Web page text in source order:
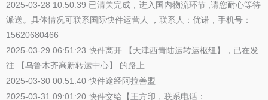
2025-03-28 10:50:39 已清关完成，进入国内物流环节 ,请您耐心等待
派送。具体情况可联系国际快件运营人 ，联系人：优诺，手机号：
15620680466
2025-03-29 06:51:23 快件离开 【天津西青陆运转运枢纽】，已在发
往 【乌鲁木齐高新转运中心】 的路上
2025-03-30 00:51:40 快件途经阿拉善盟
2025-03-31 09:01:20 快件交给【王方印，联系电话：